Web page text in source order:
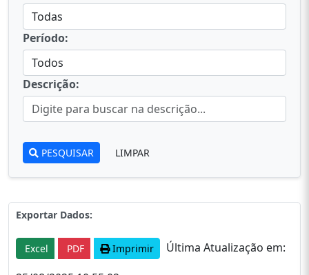
Período:
Descrição:
PESQUISAR LIMPAR
Exportar Dados:
Excel PDF Imprimir Última Atualização em: